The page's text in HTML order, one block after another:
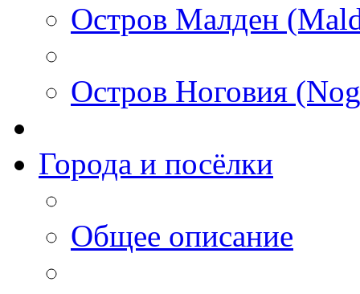
Остров Малден
Остров Ноговия
Города и посёлки
Общее описание